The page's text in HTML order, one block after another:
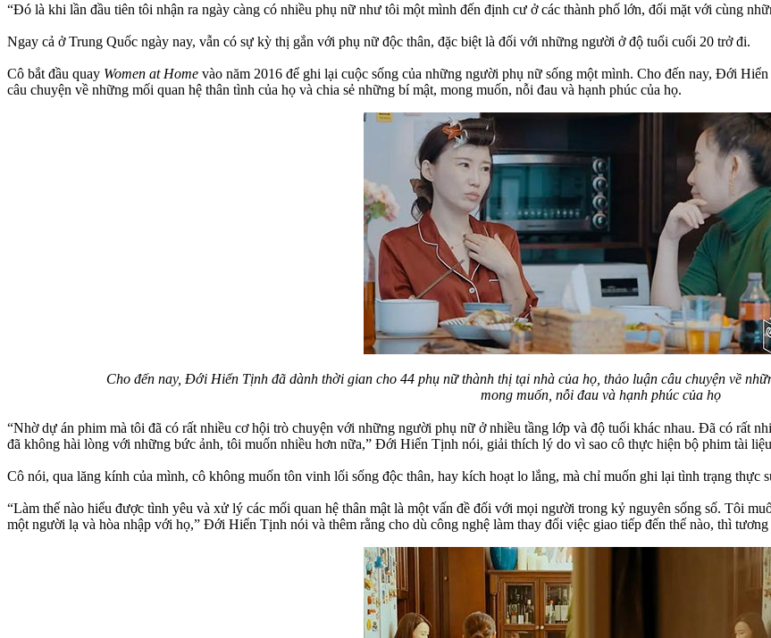
“Đó là khi lần đầu tiên tôi nhận ra ngày càng có nhiều phụ nữ như tôi một mình đến định cư ở các thành phố lớn, đối mặt với cùng
Ngay cả ở Trung Quốc ngày nay, vẫn có sự kỳ thị gắn với phụ nữ độc thân, đặc biệt là đối với những người ở độ tuổi cuối 20 trở đi.
Cô bắt đầu quay Women at Home vào năm 2016 để ghi lại cuộc sống của những người phụ nữ sống một mình. Cho đến nay, Đới
câu chuyện về những mối quan hệ thân tình của họ và chia sẻ những bí mật, mong muốn, nỗi đau và hạnh phúc của họ.
Cho đến nay, Đới Hiển Tịnh đã dành thời gian cho 44 phụ nữ thành thị tại nhà của họ, thảo luận câu chuyện về
mong muốn, nỗi đau và hạnh phúc của họ
“Nhờ dự án phim mà tôi đã có rất nhiều cơ hội trò chuyện với những người phụ nữ ở nhiều tầng lớp và độ tuổi khác nhau. Đã có rất
đã không hài lòng với những bức ảnh, tôi muốn nhiều hơn nữa,” Đới Hiển Tịnh nói, giải thích lý do vì sao cô thực hiện bộ phim tài
Cô nói, qua lăng kính của mình, cô không muốn tôn vinh lối sống độc thân, hay kích hoạt lo lắng, mà chỉ muốn ghi lại tình trạng thực
“Làm thế nào hiểu được tình yêu và xử lý các mối quan hệ thân mật là một vấn đề đối với mọi người trong kỷ nguyên sống số. Tôi
một người lạ và hòa nhập với họ,” Đới Hiển Tịnh nói và thêm rằng cho dù công nghệ làm thay đổi việc giao tiếp đến thế nào, thì